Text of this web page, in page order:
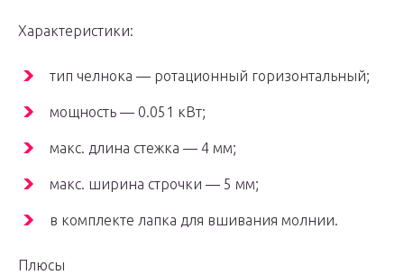
Характеристики:
тип челнока — ротационный горизонтальный;
мощность — 0.051 кВт;
макс. длина стежка — 4 мм;
макс. ширина строчки — 5 мм;
в комплекте лапка для вшивания молнии.
Плюсы